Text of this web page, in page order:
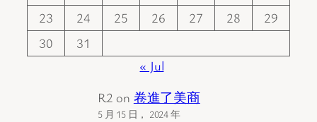
23
24 25 26 27 28
29
30
31
« Jul
R2 on 卷進了美商
5 月 15 日， 2024 年